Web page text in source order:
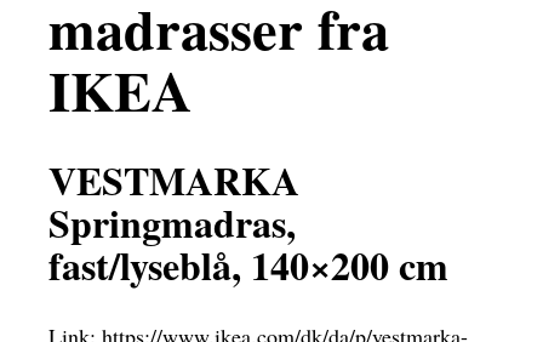
madrasser fra
IKEA
VESTMARKA
Springmadras,
fast/lyseblå, 140×200 cm
Link: https://www.ikea.com/dk/da/p/vestmarka-